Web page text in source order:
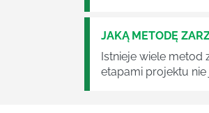
JAKĄ METODĘ
Istnieje wiele metod
etapami projektu